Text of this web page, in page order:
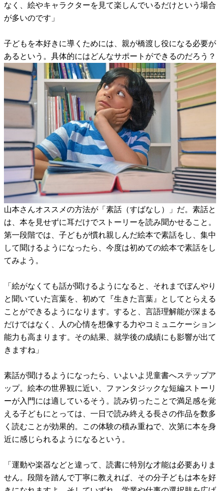
なく、絵やキャラクターを見て楽しんでいるだけという場合
が多いのです」
子どもを本好きに導くためには、親が橋渡し役になる必要が
あるという。具体的にはどんなサポートができるのだろう？
山本さんオススメの方法が「素話（すばなし）」だ。素話と
は、本を見せずに耳だけでストーリーを読み聞かせること。
第一段階では、子どもが慣れ親しんだ絵本で素話をし、集中
して聞けるようになったら、今度は初めての絵本で素話をし
てみよう。
「絵がなくても話が聞けるようになると、それまでぼんやり
と聞いていた言葉を、初めて『生きた言葉』としてとらえる
ことができるようになります。すると、言語理解能が深まる
だけではなく、人の心情を想像する力やコミュニケーション
能力も高まります。その結果、就学後の成績にも影響が出て
きますね」
素話が聞けるようになったら、いよいよ児童書へステップア
ップ。絵本の世界観に近い、ファンタジックな短編ストーリ
ーが入門には適しているそう。読み切ったことで満足感を覚
える子どもにとっては、一日で読み終える長さの作品を数多
く読むことが効果的。この体験の積み重ねで、次第に本を身
近に感じられるようになるという。
「運動や楽器などと違って、読書に特別な才能は必要ありま
せん。段階を踏んで丁寧に教えれば、その分子どもは本を好